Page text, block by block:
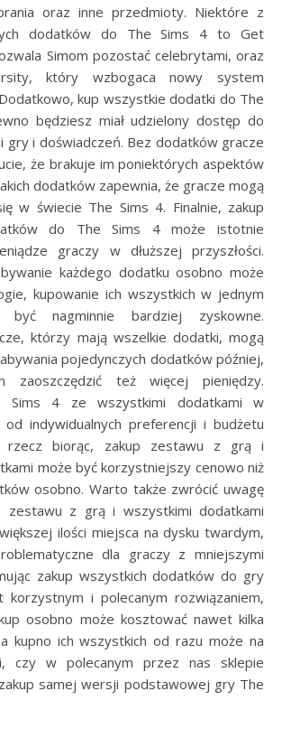
oraz inne przedmioty. Niektóre z
dodatków do The Sims 4 to Get
Simom pozostać celebrytami, oraz
który wzbogaca nowy system
kup wszystkie dodatki do The
będziesz miał udzielony dostęp do
gry i doświadczeń. Bez dodatków gracze
że brakuje im poniektórych aspektów
dodatków zapewnia, że gracze mogą
w świecie The Sims 4. Finalnie, zakup
do The Sims 4 może istotnie
graczy w dłuższej przyszłości.
każdego dodatku osobno może
kupowanie ich wszystkich w jednym
być nagminnie bardziej zyskowne.
którzy mają wszelkie dodatki, mogą
pojedynczych dodatków później,
zaoszczędzić też więcej pieniędzy.
Sims 4 ze wszystkimi dodatkami w
indywidualnych preferencji i budżetu
rzecz biorąc, zakup zestawu z grą i
może być korzystniejszy cenowo niż
osobno. Warto także zwrócić uwagę
zestawu z grą i wszystkimi dodatkami
ilości miejsca na dysku twardym,
dla graczy z mniejszymi
zakup wszystkich dodatków do gry
i polecanym rozwiązaniem,
osobno może kosztować nawet kilka
kupno ich wszystkich od razu może na
czy w polecanym przez nas sklepie
samej wersji podstawowej gry The